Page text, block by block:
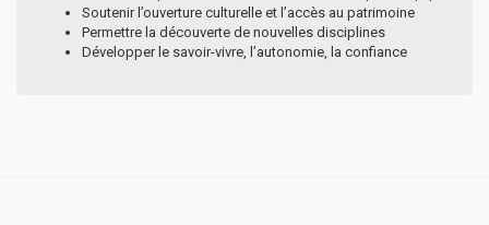
Soutenir l’ouverture culturelle et l’accès au patrimoine
Permettre la découverte de nouvelles disciplines
Développer le savoir-vivre, l’autonomie, la confiance